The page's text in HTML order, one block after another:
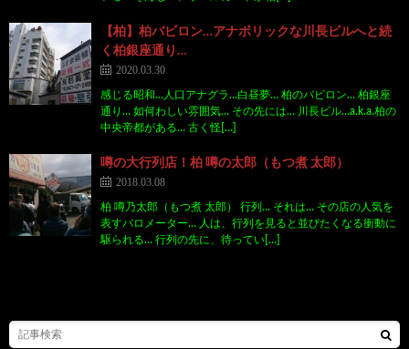
【柏】柏バビロン…アナボリックな川長ビルへと続
く柏銀座通り…
2020.03.30
感じる昭和…人口アナグラ…白昼夢… 柏のバビロン… 柏銀座
通り… 如何わしい雰囲気… その先には… 川長ビル…a.k.a.柏の
中央帝都がある… 古く怪[…]
噂の大行列店！柏 噂の太郎（もつ煮 太郎）
2018.03.08
柏 噂乃太郎（もつ煮 太郎） 行列… それは… その店の人気を
表すバロメーター… 人は、行列を見ると並びたくなる衝動に
駆られる… 行列の先に、待ってい[…]